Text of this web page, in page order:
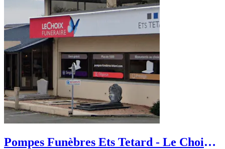
Pompes Funèbres Ets Tetard - Le Choix